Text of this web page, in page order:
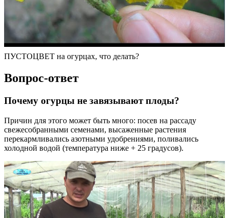
ПУСТОЦВЕТ на огурцах, что делать?
Вопрос-ответ
Почему огурцы не завязывают плоды?
Причин для этого может быть много: посев на рассаду
свежесобранными семенами, высаженные растения
перекармливались азотными удобрениями, поливались
холодной водой (температура ниже + 25 градусов).